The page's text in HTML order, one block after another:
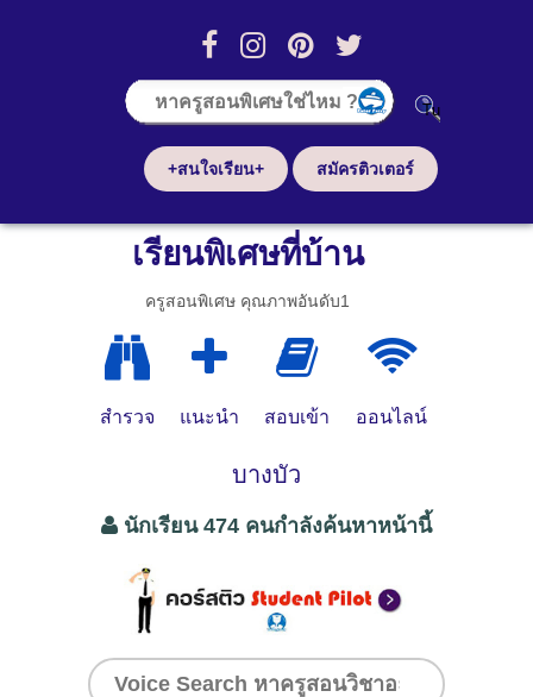
+สนใจเรียน+ สมัครติวเตอร์
เรียนพิเศษที่บ้าน
ครูสอนพิเศษ คุณภาพอันดับ1
สำรวจ แนะนำ สอบเข้า ออนไลน์
บางบัว
นักเรียน 474 คนกำลังค้นหาหน้านี้